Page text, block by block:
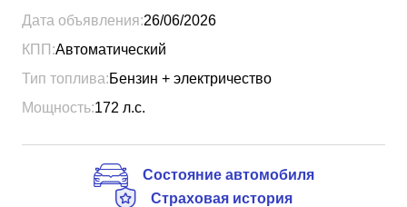
Дата объявления:26/06/2026
КПП:Автоматический
Тип топлива:Бензин + электричество
Мощность:172 л.с.
Состояние автомобиля
Страховая история